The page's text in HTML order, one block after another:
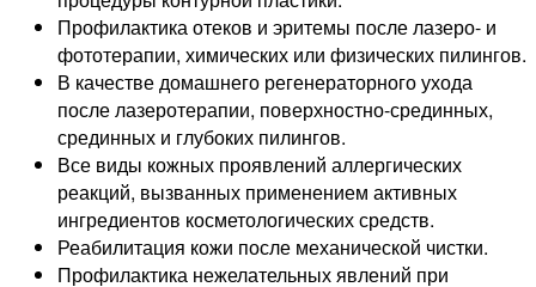
Профилактика отеков и эритемы после лазеро- и
фототерапии, химических или физических пилингов.
В качестве домашнего регенераторного ухода
после лазеротерапии, поверхностно-срединных,
срединных и глубоких пилингов.
Все виды кожных проявлений аллергических
реакций, вызванных применением активных
ингредиентов косметологических средств.
Реабилитация кожи после механической чистки.
Профилактика нежелательных явлений при